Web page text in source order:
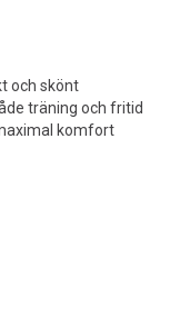
och skönt
träning och fritid
komfort